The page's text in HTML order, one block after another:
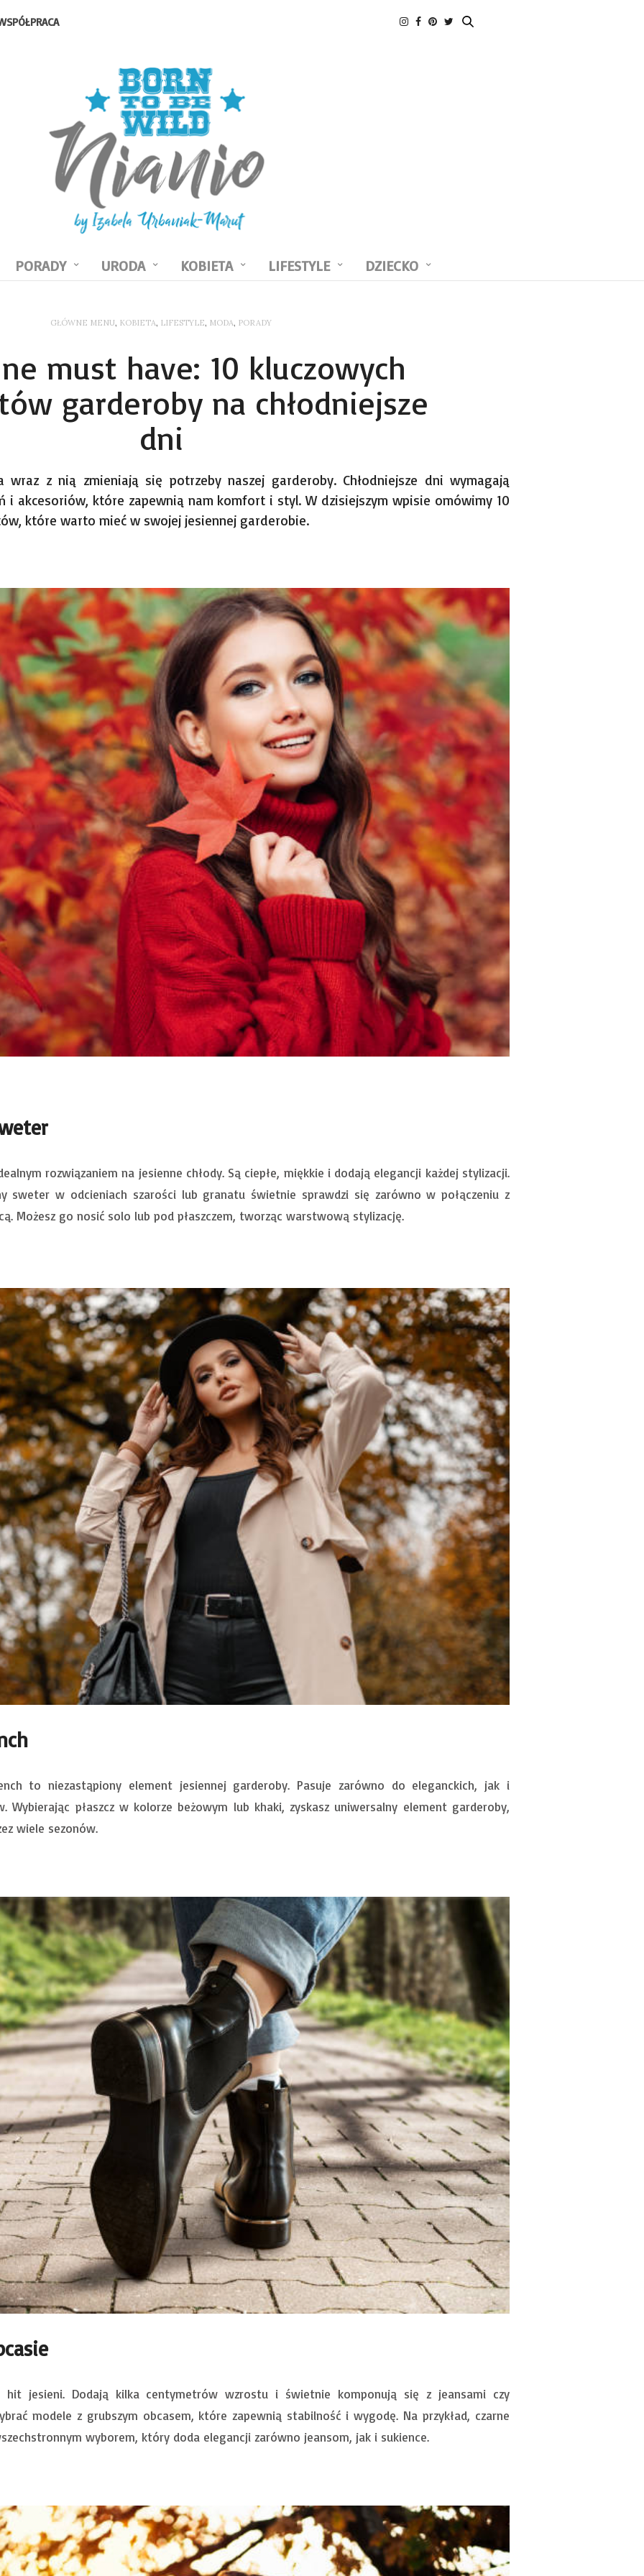
PORADY URODA KOBIETA LIFESTYLE DZIECKO
GŁÓWNE MENU, KOBIETA, LIFESTYLE, MODA, PORADY
must have: 10 kluczowych
garderoby na chłodniejsze
dni
wraz z nią zmieniają się potrzeby naszej garderoby. Chłodniejsze dni wymagają
i akcesoriów, które zapewnią nam komfort i styl. W dzisiejszym wpisie omówimy 10
które warto mieć w swojej jesiennej garderobie.
rozwiązaniem na jesienne chłody. Są ciepłe, miękkie i dodają elegancji każdej stylizacji.
sweter w odcieniach szarości lub granatu świetnie sprawdzi się zarówno w połączeniu z
Możesz go nosić solo lub pod płaszczem, tworząc warstwową stylizację.
to niezastąpiony element jesiennej garderoby. Pasuje zarówno do eleganckich, jak i
Wybierając płaszcz w kolorze beżowym lub khaki, zyskasz uniwersalny element garderoby,
wiele sezonów.
jesieni. Dodają kilka centymetrów wzrostu i świetnie komponują się z jeansami czy
modele z grubszym obcasem, które zapewnią stabilność i wygodę. Na przykład, czarne
wyborem, który doda elegancji zarówno jeansom, jak i sukience.